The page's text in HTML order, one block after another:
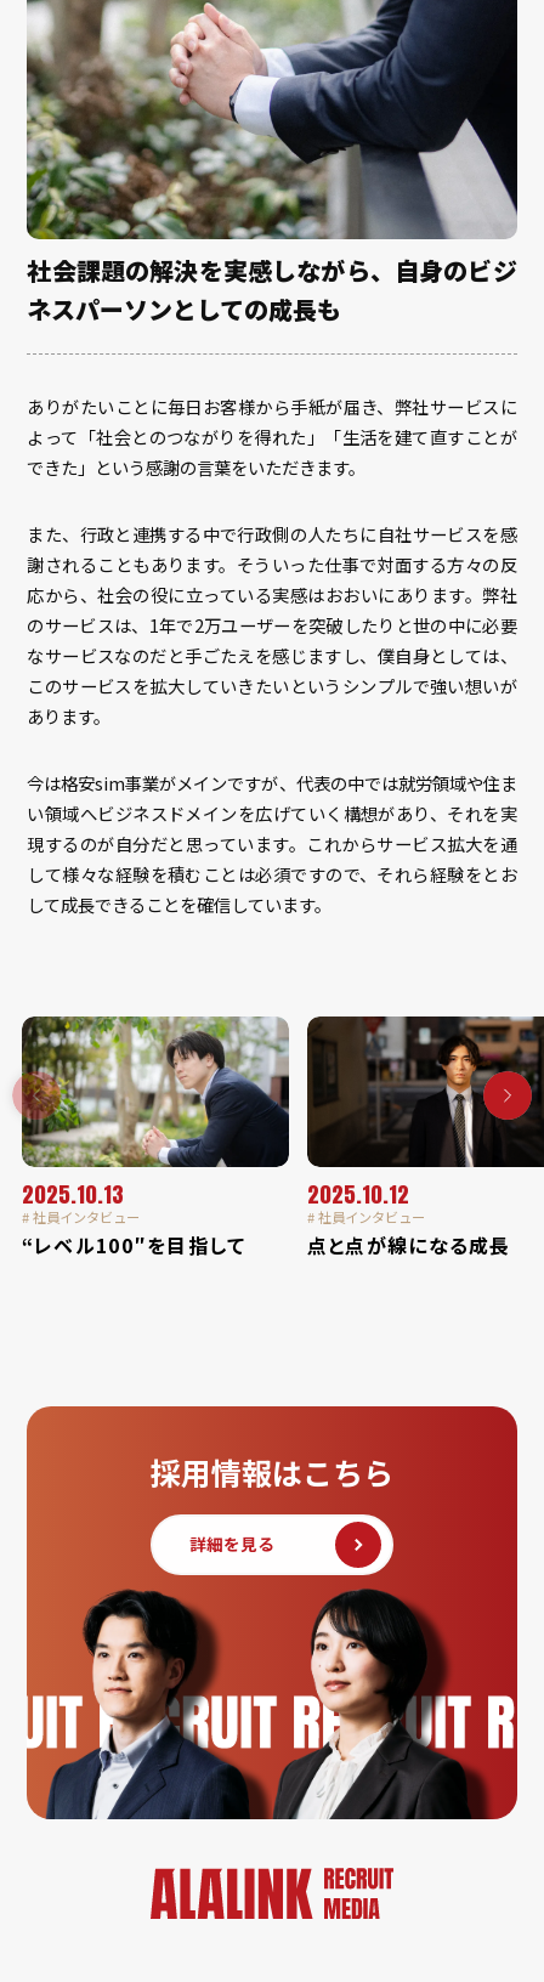
社会課題の解決を実感しながら、自身のビジ
ネスパーソンとしての成長も
ありがたいことに毎日お客様から手紙が届き、弊社サービスに
よって「社会とのつながりを得れた」「生活を建て直すことが
できた」という感謝の言葉をいただきます。
また、行政と連携する中で行政側の人たちに自社サービスを感
謝されることもあります。そういった仕事で対面する方々の反
応から、社会の役に立っている実感はおおいにあります。弊社
のサービスは、1年で2万ユーザーを突破したりと世の中に必要
なサービスなのだと手ごたえを感じますし、僕自身としては、
このサービスを拡大していきたいというシンプルで強い想いが
あります。
今は格安sim事業がメインですが、代表の中では就労領域や住ま
い領域へビジネスドメインを広げていく構想があり、それを実
現するのが自分だと思っています。これからサービス拡大を通
して様々な経験を積むことは必須ですので、それら経験をとお
して成長できることを確信しています。
2025.10.13
# 社員インタビュー
“レベル100″を目指して
2025.10.12
# 社員インタビュー
点と点が線になる成長
採用情報はこちら
詳細を見る